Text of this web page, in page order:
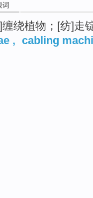
词
绕植物；[纺]走
, cabling